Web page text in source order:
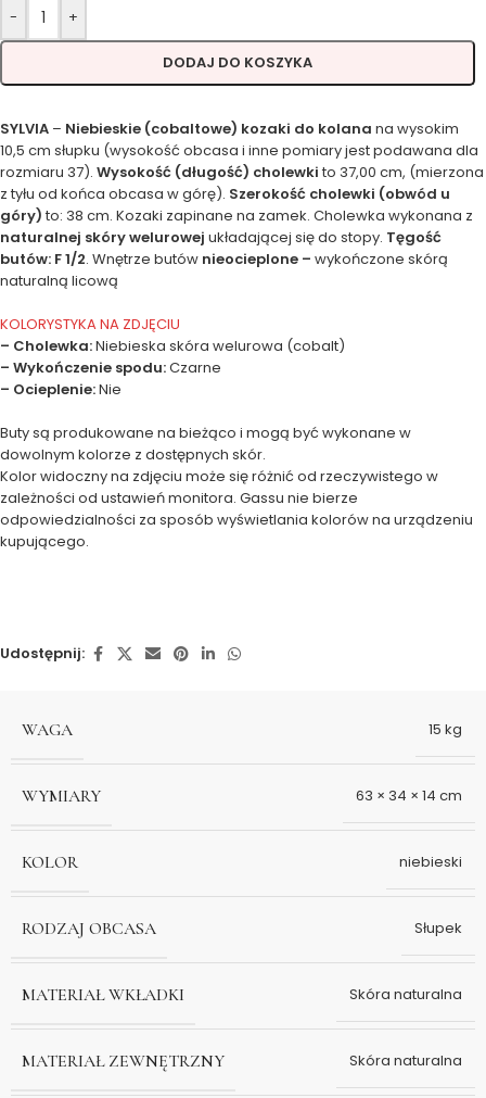
- +
DODAJ DO KOSZYKA
SYLVIA – Niebieskie (cobaltowe) kozaki do kolana na wysokim
10,5 cm słupku (wysokość obcasa i inne pomiary jest podawana dla
rozmiaru 37). Wysokość (długość) cholewki to 37,00 cm, (mierzona
z tyłu od końca obcasa w górę). Szerokość cholewki (obwód u
góry) to: 38 cm. Kozaki zapinane na zamek. Cholewka wykonana z
naturalnej skóry welurowej układającej się do stopy. Tęgość
butów: F 1/2. Wnętrze butów nieocieplone – wykończone skórą
naturalną licową
KOLORYSTYKA NA ZDJĘCIU
– Cholewka:Niebieska skóra welurowa (cobalt)
– Wykończenie spodu:Czarne
– Ocieplenie:Nie
Buty są produkowane na bieżąco i mogą być wykonane w
dowolnym kolorze z dostępnych skór.
Kolor widoczny na zdjęciu może się różnić od rzeczywistego w
zależności od ustawień monitora. Gassu nie bierze
odpowiedzialności za sposób wyświetlania kolorów na urządzeniu
kupującego.
Udostępnij:
WAGA 15 kg
WYMIARY 63 × 34 × 14 cm
KOLOR niebieski
RODZAJ OBCASA Słupek
MATERIAŁ WKŁADKI Skóra naturalna
MATERIAŁ ZEWNĘTRZNY Skóra naturalna